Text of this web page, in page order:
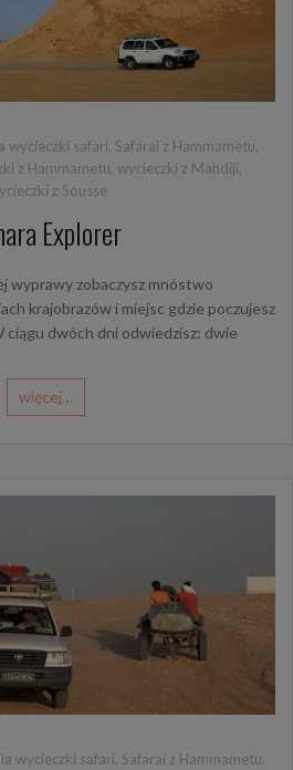
wycieczki safari, Safarai z Hammametu,
z Hammametu, wycieczki z Mahdiji,
z Sousse
Explorer
wyprawy zobaczysz mnóstwo
krajobrazów i miejsc gdzie poczujesz
ciągu dwóch dni odwiedzisz: dwie
więcej…
wycieczki safari, Safarai z Hammametu,